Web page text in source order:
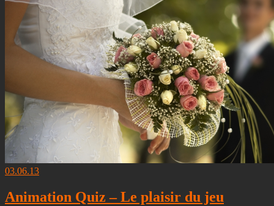
03.06.13
Animation Quiz – Le plaisir du jeu